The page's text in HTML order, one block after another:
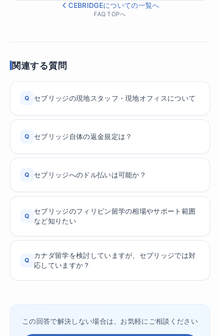
CEBRIDGEについての一覧へ
FAQ TOPへ
関連する質問
Q セブリッジの現地スタッフ・現地オフィスについて
Q セブリッジ自体の返金規定は？
Q セブリッジへのドル払いは可能か？
Q
セブリッジのフィリピン留学の相場やサポート範囲
など知りたい
Q
カナダ留学を検討していますが、セブリッジでは対
応していますか？
この回答で解決しない場合は、お気軽にご相談ください